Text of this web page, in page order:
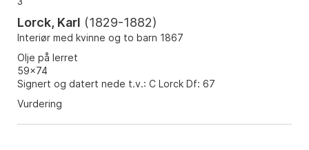
Lorck, Karl (1829-1882)
Interiør med kvinne og to barn 1867
Olje på lerret
59x74
Signert og datert nede t.v.: C Lorck Df: 67
Vurdering